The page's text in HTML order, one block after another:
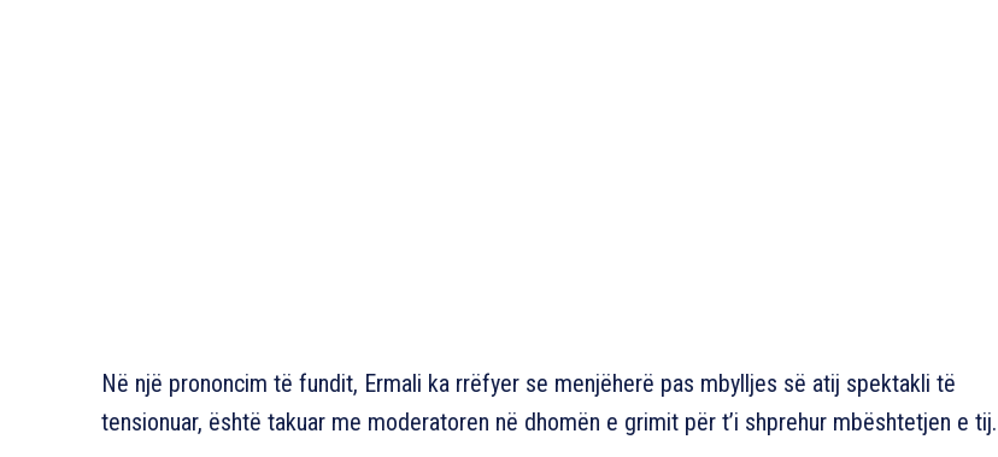
Në një prononcim të fundit, Ermali ka rrëfyer se menjëherë pas mbylljes së atij spektakli të
tensionuar, është takuar me moderatoren në dhomën e grimit për t’i shprehur mbështetjen e tij.